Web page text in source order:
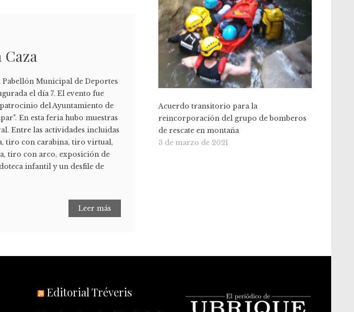
Caza
Pabellón Municipal de Deportes
el día 7. El evento fue
del Ayuntamiento de
En esta feria hubo muestras
Entre las actividades incluidas
tiro con carabina, tiro virtual,
tiro con arco, exposición de
infantil y un desfile de
Leer más
Acuerdo transitorio para la
reincorporación del grupo de bomberos
de rescate en montaña
3 de marzo de 2021
Editorial Tréveris